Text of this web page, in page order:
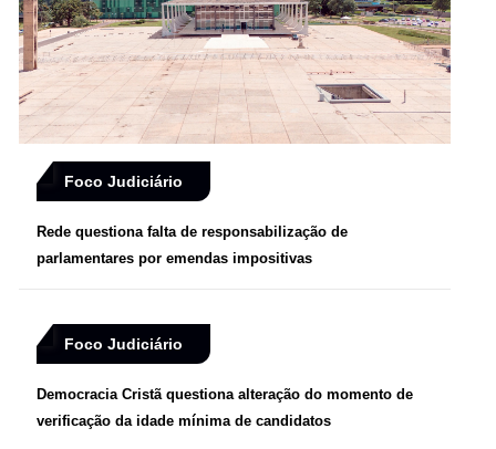
Foco Judiciário
Rede questiona falta de responsabilização de
parlamentares por emendas impositivas
Foco Judiciário
Democracia Cristã questiona alteração do momento de
verificação da idade mínima de candidatos